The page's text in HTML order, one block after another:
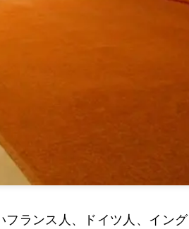
ランス人、ドイツ人、イング